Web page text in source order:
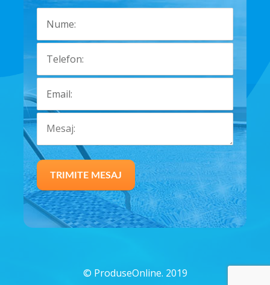
© ProduseOnline. 2019